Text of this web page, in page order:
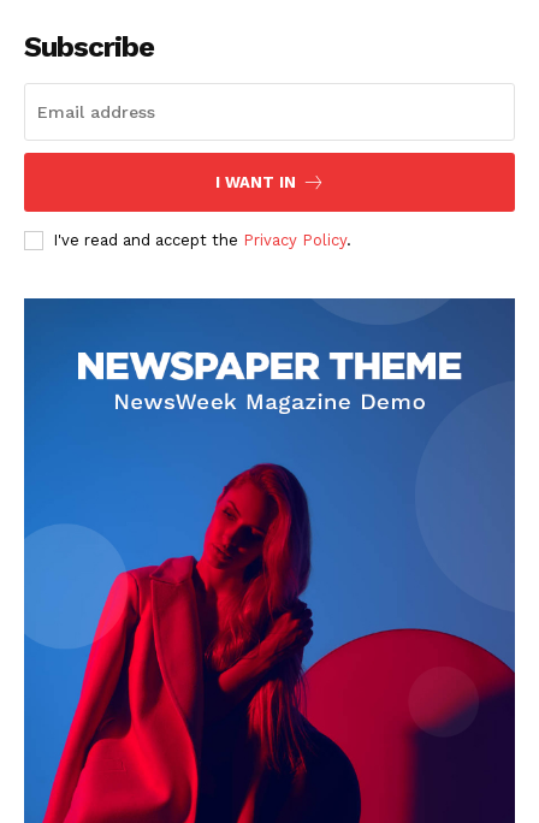
SUSCRIBETE
Nosotros
Subscribe
I WANT IN
I've read and accept the Privacy Policy.